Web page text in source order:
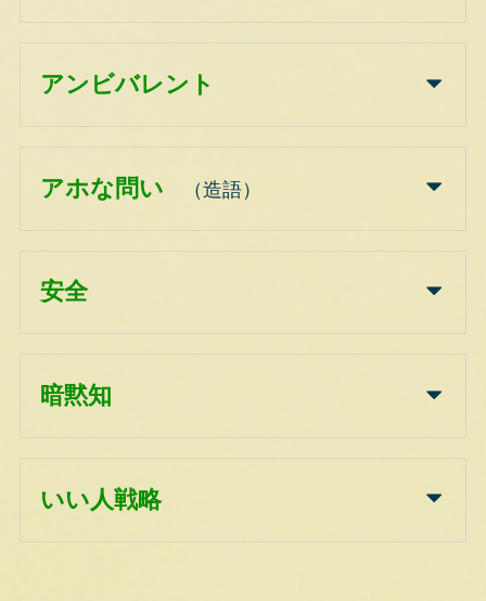
アンビバレント
アホな問い （造語）
安全
暗黙知
いい人戦略